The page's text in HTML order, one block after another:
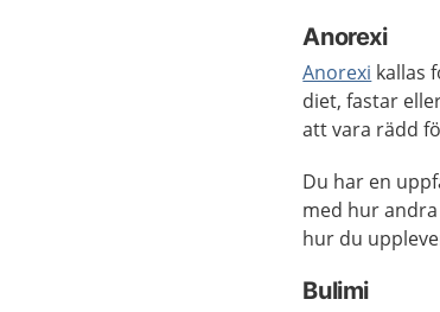
Anorexi
Anorexi kallas
diet, fastar
att vara rädd
Du har en
med hur
hur du
Bulimi